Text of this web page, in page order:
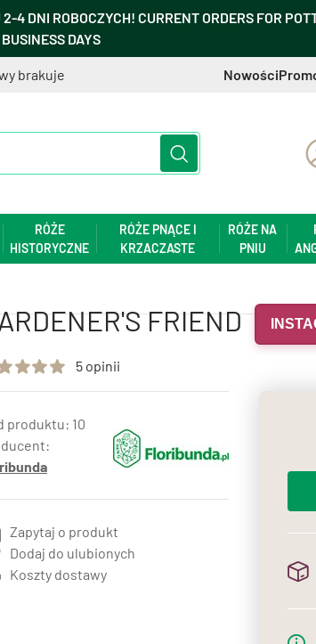
4 DNI ROBOCZYCH! CURRENT ORDERS FOR
BUSINESS DAYS
brakuje Nowości
RÓŻE
HISTORYCZNE
RÓŻE PNĄCE I
KRZACZASTE
RÓŻE NA
PNIU
FRIEND
5 opinii
10
Zapytaj o produkt
Dodaj do ulubionych
Koszty dostawy